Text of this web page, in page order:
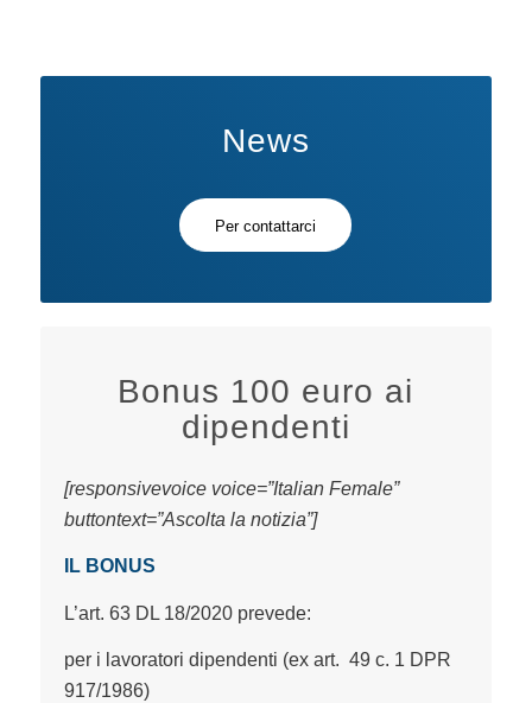
News
Per contattarci
Bonus 100 euro ai
dipendenti
[responsivevoice voice=”Italian Female”
buttontext=”Ascolta la notizia”]
IL BONUS
L’art. 63 DL 18/2020 prevede:
per i lavoratori dipendenti (ex art. 49 c. 1 DPR
917/1986)